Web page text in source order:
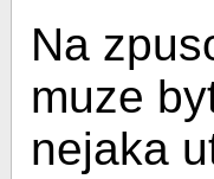
Na
muze
nejaka